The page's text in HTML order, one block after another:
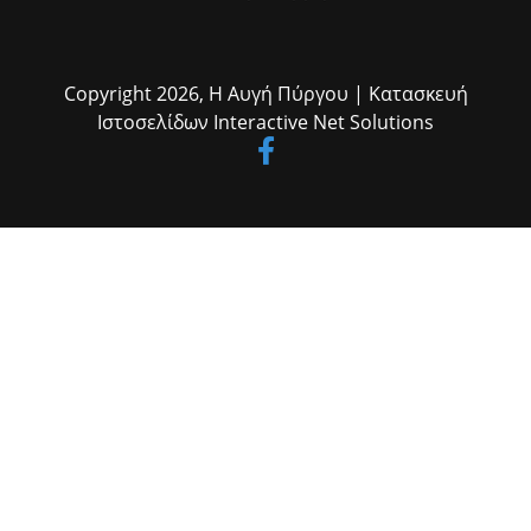
Copyright 2026, Η Αυγή Πύργου | Κατασκευή
Ιστοσελίδων Interactive Net Solutions